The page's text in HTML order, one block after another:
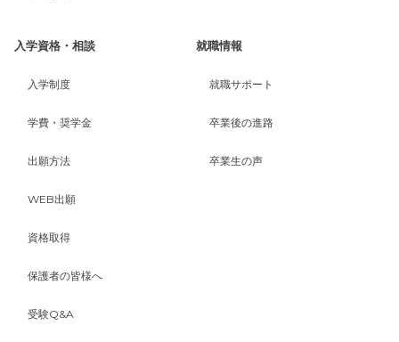
入学資格・相談
入学制度
学費・奨学金
出願方法
WEB出願
資格取得
保護者の皆様へ
受験Q&A
就職情報
就職サポート
卒業後の進路
卒業生の声